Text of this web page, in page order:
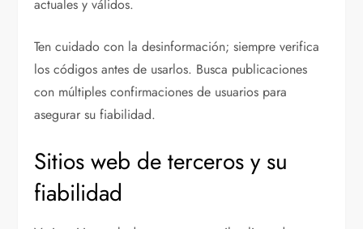
actuales y válidos.
Ten cuidado con la desinformación; siempre verifica
los códigos antes de usarlos. Busca publicaciones
con múltiples confirmaciones de usuarios para
asegurar su fiabilidad.
Sitios web de terceros y su
fiabilidad